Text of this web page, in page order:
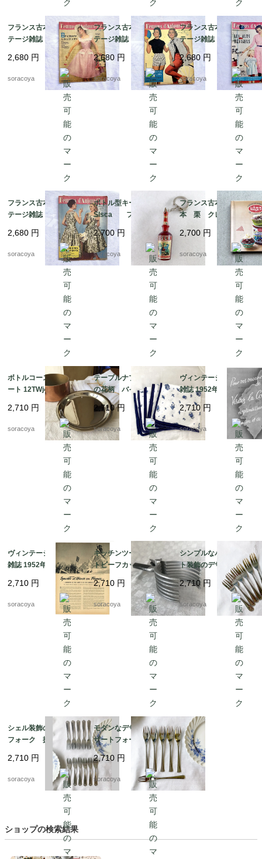
フランス古本 ヴィン
テージ雑誌 婦人雑
誌 ファッション・趣
味 1950年代 Juillet
1956 12pscn29-1
2,680 円
soracoya
フランス古本 ヴィン
テージ雑誌 婦人雑
誌 ファッション・趣
味 1950年代 JUIN 1
956 12pscn29-2
2,680 円
soracoya
フランス古本 ヴィン
テージ雑誌 婦人雑
誌 ファッション・趣
味 1950年代 28/2/1
957号 12pscn29-6
2,680 円
soracoya
フランス古本 ヴィン
テージ雑誌 婦人雑
誌 ファッション・趣
味 1950年代 31/05/
1957号 12pscn29-7
2,680 円
soracoya
ボトル型キーホルダー
SIsca フランスヴ
ィンテージ 12OTch2
2,700円
soracoya
フランス古本 レシピ
本 栗 クレマン・フ
ォジェ マロンクリー
ム 12pseg20-2
2,700 円
soracoya
ボトルコースター/プレ
ート 12TWj4
2,710 円
soracoya
テーブルナプキン 紺
の花柄 バイヤス フ
ランスキッチン 在庫8
12CLau25
2,710円
soracoya
ヴィンテージフランス
雑誌 1952年1月 1色コ
ルシカ島4P 12PSs13-
12
2,710 円
soracoya
ヴィンテージフランス
雑誌 1952年1月 1色ス
キー2P 12PSs13-13
2,710 円
soracoya
キッチンツール ロース
トビーフカッター・ト
ング 12OTai10-3
2,710 円
soracoya
シンプルなパールドッ
ト装飾のデザートフォ
ーク 12TWbl3
2,710円
soracoya
シェル装飾のデザート
フォーク 扱いやすい
ステンレス 12TWbl4
2,710 円
soracoya
モダンなデザインのデ
ザートフォーク ドイ
ツ ファーストフロシル
12TWbl14
2,710 円
soracoya
ショップの検索結果